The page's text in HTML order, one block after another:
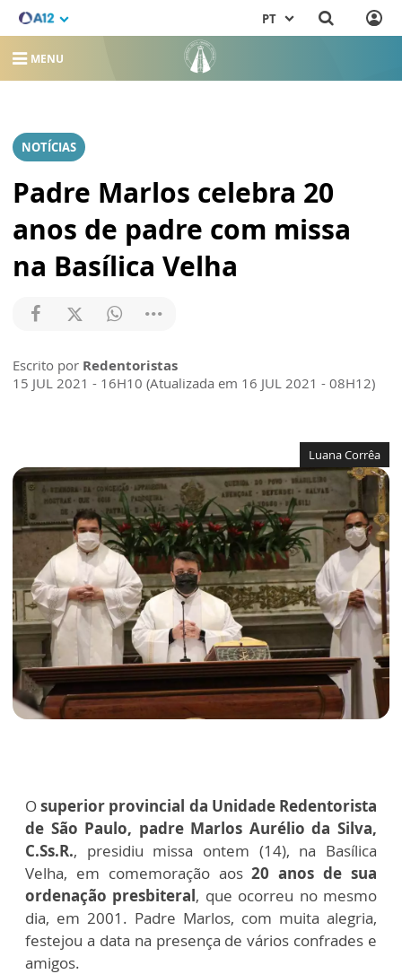
PT
MENU
NOTÍCIAS
Padre Marlos celebra 20
anos de padre com missa
na Basílica Velha
Escrito por Redentoristas
15 JUL 2021 - 16H10 (Atualizada em 16 JUL 2021 - 08H12)
Luana Corrêa
Osuperior provincial da Unidade Redentorista
de São Paulo, padre Marlos Aurélio da Silva,
C.Ss.R., presidiu missa ontem (14), na Basílica
Velha, em comemoração aos20 anos de sua
ordenação presbiteral, que ocorreu no mesmo
dia, em 2001. Padre Marlos, com muita alegria,
festejou a data na presença de vários confrades e
amigos.